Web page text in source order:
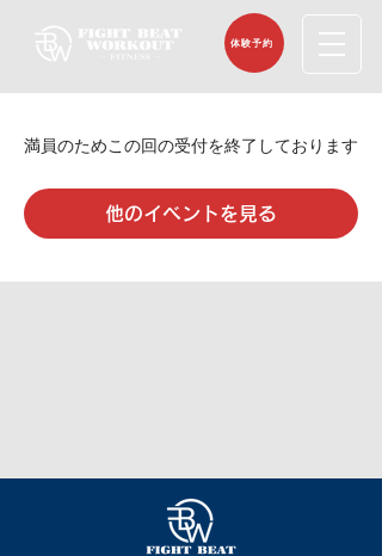
体験予約
満員のためこの回の受付を終了しております
他のイベントを見る